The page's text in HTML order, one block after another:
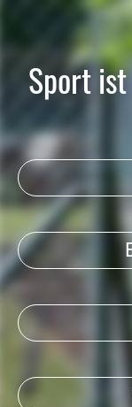
Sport